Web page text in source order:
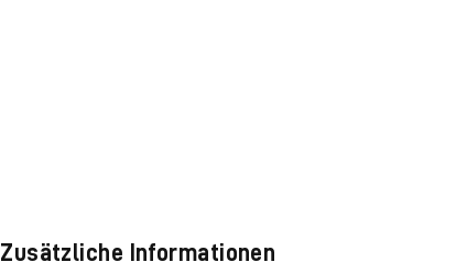
Zusätzliche Informationen